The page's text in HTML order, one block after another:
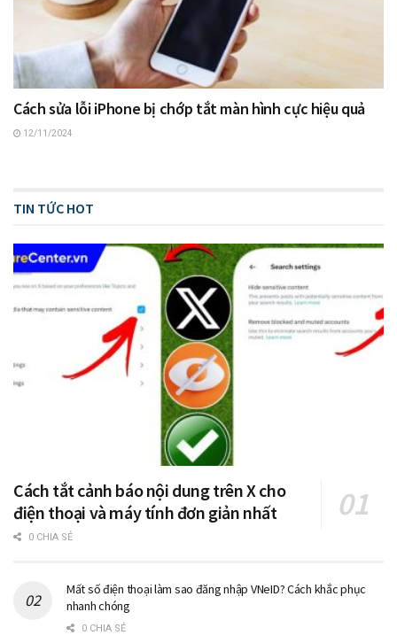
Cách sửa lỗi iPhone bị chớp tắt màn hình cực hiệu quả
12/11/2024
TIN TỨC HOT
Cách tắt cảnh báo nội dung trên X cho
điện thoại và máy tính đơn giản nhất
0 CHIA SẺ
Mất số điện thoại làm sao đăng nhập VNeID? Cách khắc phục
nhanh chóng
0 CHIA SẺ